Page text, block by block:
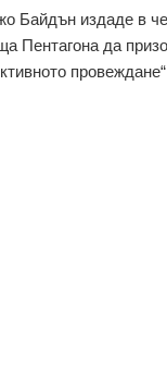
Байдън издаде в
Пентагона да